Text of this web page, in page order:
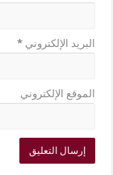
البريد الإلكتروني*
الموقع الإلكتروني